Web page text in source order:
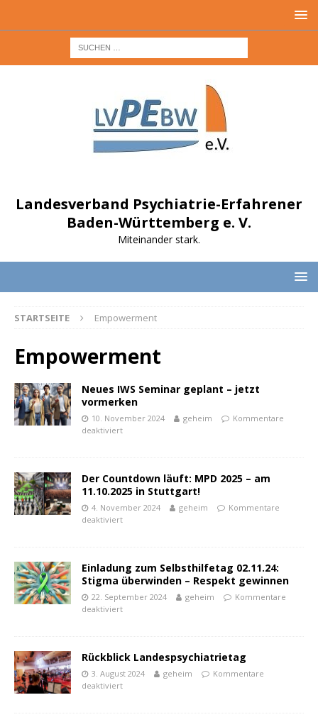
Landesverband Psychiatrie-Erfahrener
Baden-Württemberg e. V.
Miteinander stark.
STARTSEITE Empowerment
Empowerment
Neues IWS Seminar geplant – jetzt
vormerken
10. November 2024 geheim
Kommentare
deaktiviert
Der Countdown läuft: MPD 2025 – am
11.10.2025 in Stuttgart!
4. November 2024 geheim
Kommentare
deaktiviert
Einladung zum Selbsthilfetag 02.11.24:
Stigma überwinden – Respekt gewinnen
22. September 2024 geheim
Kommentare
deaktiviert
Rückblick Landespsychiatrietag
3. August 2024 geheim
Kommentare
deaktiviert